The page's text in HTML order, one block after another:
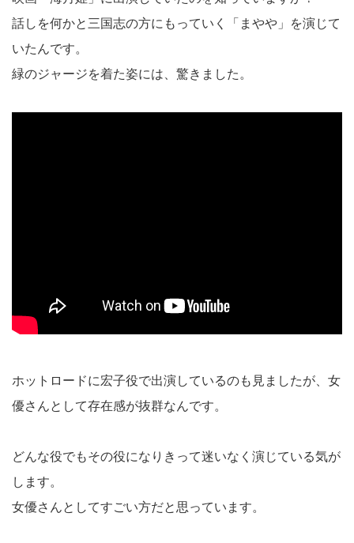
話しを何かと三国志の方にもっていく「まやや」を演じて
いたんです。
緑のジャージを着た姿には、驚きました。
ホットロードに宏子役で出演しているのも見ましたが、女
優さんとして存在感が抜群なんです。
どんな役でもその役になりきって迷いなく演じている気が
します。
女優さんとしてすごい方だと思っています。